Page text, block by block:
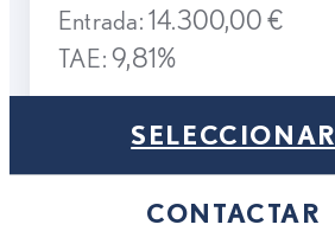
Entrada: 14.300,00 €
TAE: 9,81%
SELECCIONAR
CONTACTAR